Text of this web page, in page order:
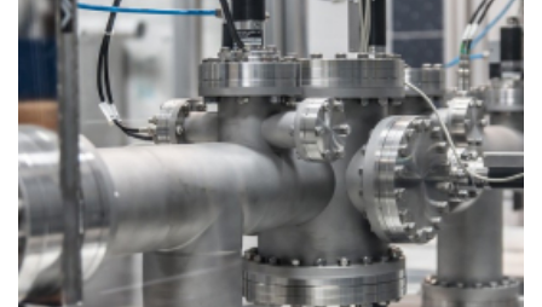
Алюминиевая плита
Z профиль алюминиевый
Т профиль алюминиевый
Пруток квадратный алюминиевый
Полоса алюминиевая
Пруток шестигранный алюминиевый